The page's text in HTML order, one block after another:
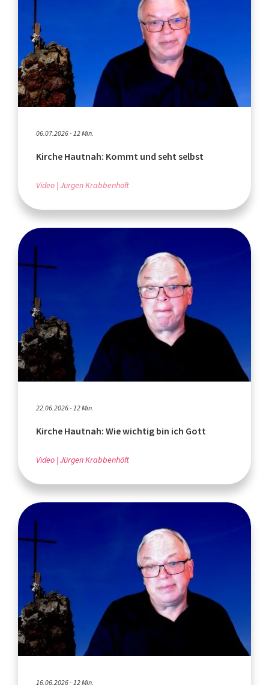
06.07.2026 - 12 Min.
Kirche Hautnah: Kommt und seht selbst
Video Jürgen Krabbenhöft
22.06.2026 - 12 Min.
Kirche Hautnah: Wie wichtig bin ich Gott
Video Jürgen Krabbenhöft
16.06.2026 - 12 Min.